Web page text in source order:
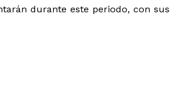
durante este periodo, con sus